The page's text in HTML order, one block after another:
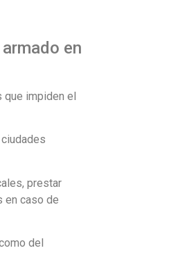
en
que impiden el
prestar
en caso de
del